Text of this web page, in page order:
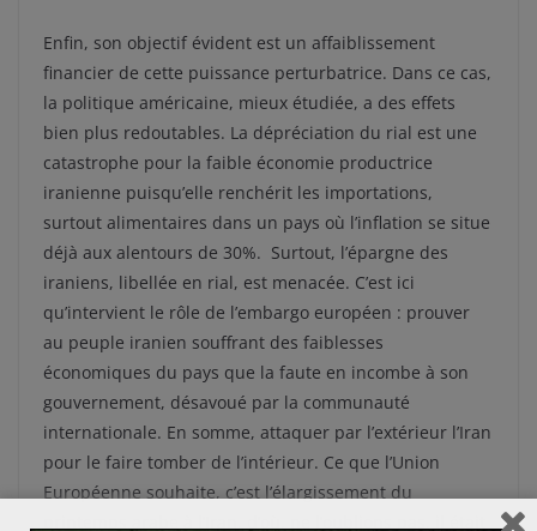
Enfin, son objectif évident est un affaiblissement
financier de cette puissance perturbatrice. Dans ce cas,
la politique américaine, mieux étudiée, a des effets
bien plus redoutables. La dépréciation du rial est une
catastrophe pour la faible économie productrice
iranienne puisqu’elle renchérit les importations,
surtout alimentaires dans un pays où l’inflation se situe
déjà aux alentours de 30%. Surtout, l’épargne des
iraniens, libellée en rial, est menacée. C’est ici
qu’intervient le rôle de l’embargo européen : prouver
au peuple iranien souffrant des faiblesses
économiques du pays que la faute en incombe à son
gouvernement, désavoué par la communauté
internationale. En somme, attaquer par l’extérieur l’Iran
pour le faire tomber de l’intérieur. Ce que l’Union
Européenne souhaite, c’est l’élargissement du